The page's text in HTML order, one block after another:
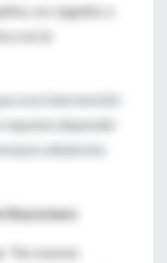
no cegados o
con la
una intervención
depender
aleatorios
Bayesiano
"los nuevos